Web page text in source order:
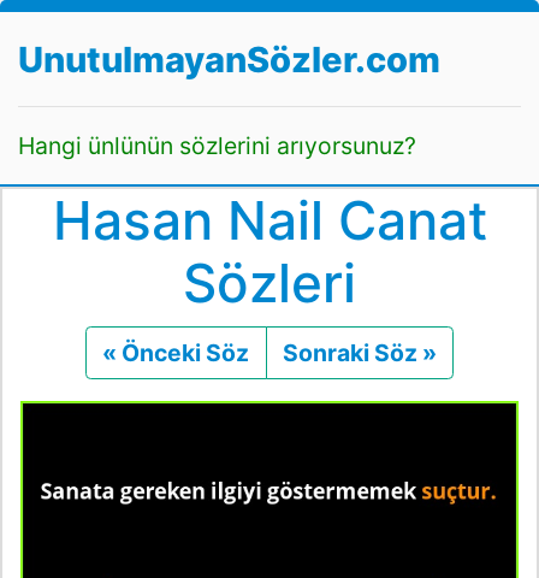
UnutulmayanSözler.com
Hangi ünlünün sözlerini arıyorsunuz?
Hasan Nail Canat
Sözleri
« Önceki Söz Önceki
Sonraki Söz »